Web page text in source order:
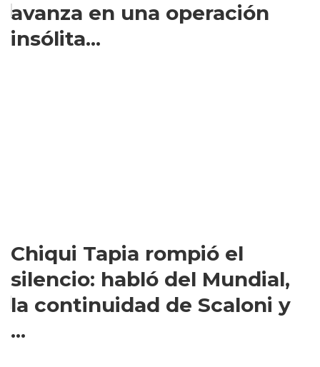
avanza en una operación
insólita...
Chiqui Tapia rompió el
silencio: habló del Mundial,
la continuidad de Scaloni y
...